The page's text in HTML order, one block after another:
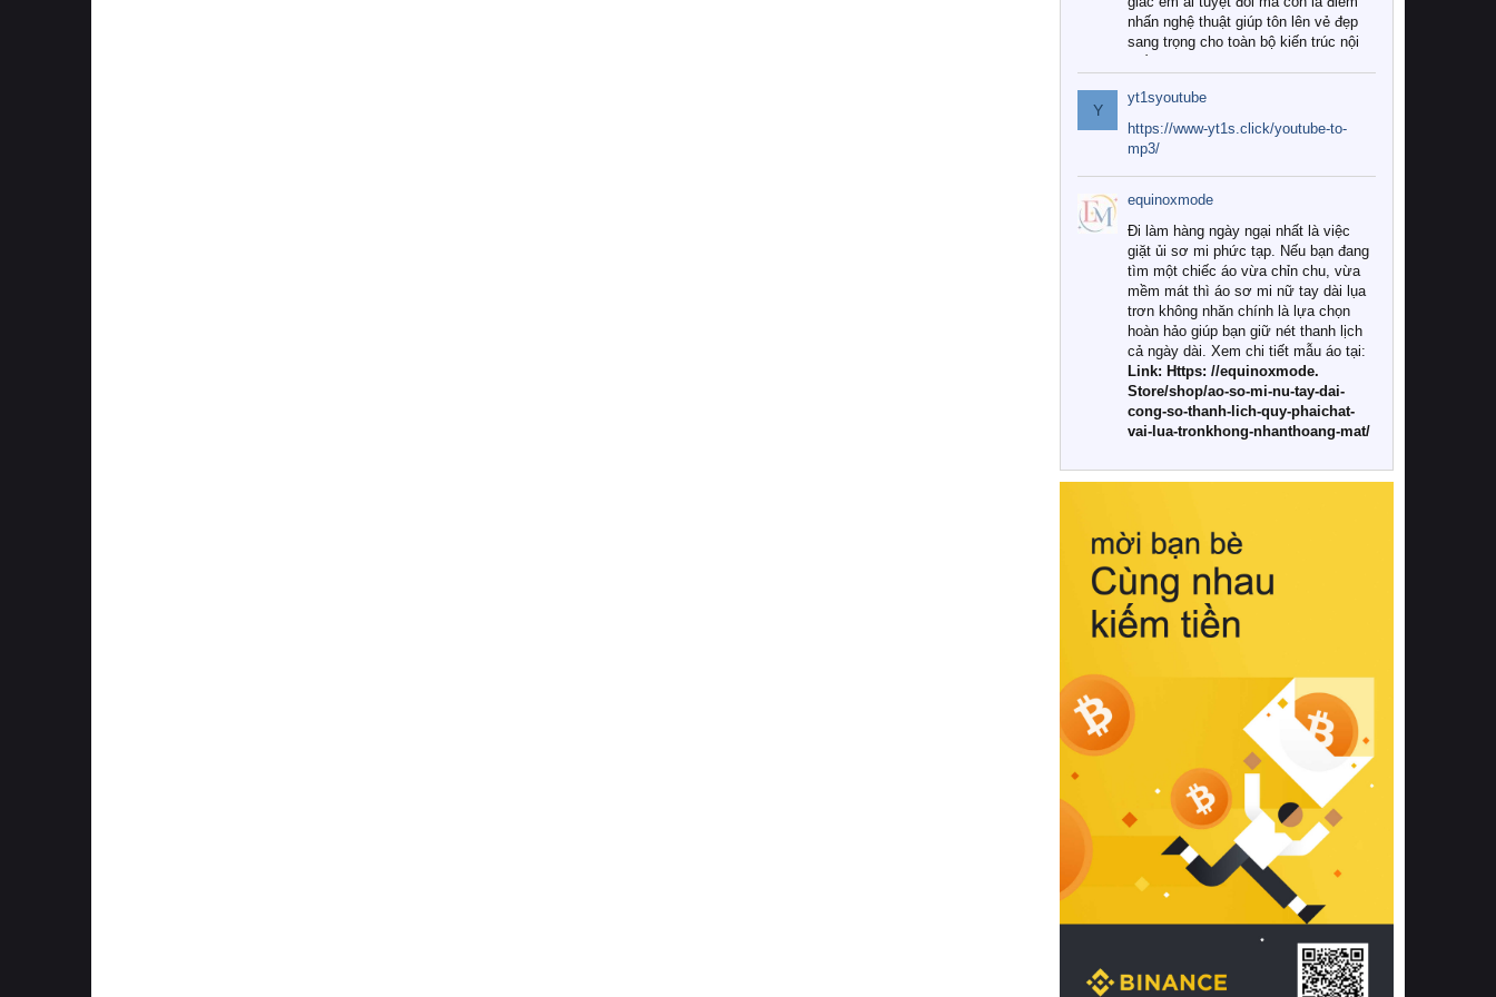
nhấn nghệ thuật giúp tôn lên vẻ đẹp
sang trọng cho toàn bộ kiến trúc nội
Tuy nhiên, giữa thị trường đa dạng
với vô vàn thương hiệu và mẫu mã
như hiện nay, làm thế nào để chọn
được những bộ chăn ga gối đệm cao
cấp thực sự chất lượng, phù hợp với
khí hậu và nhu cầu sử dụng của gia
đình? Hãy cùng chúng tôi đi tìm lời
giải đáp chi tiết qua bài viết dưới đây.
1. Tại sao các gia đình hiện đại lại ưa
chuộng chăn ga gối đệm cao cấp?
Khác với các dòng sản phẩm thông
thường, những bộ chăn ga gối đệm
cao cấp trải qua quy trình sản xuất
nghiêm ngặt từ khâu chọn lọc nguyên
liệu tự nhiên đến công nghệ dệt
nhuộm hiện đại không chứa hóa chất
này, bạn sẽ cảm nhận rõ rệt sự khác
hồi chuẩn xác của phần đệm nâng đỡ
cột sống.
Bên cạnh đó, việc lựa chọn các dòng
sản phẩm đạt chuẩn chất lượng quốc
tế còn giúp ngăn ngừa tình trạng kích
khuẩn và nấm mốc trong điều kiện
thời tiết nóng ẩm. Bạn có thể tìm hiểu
thêm các nghiên cứu khoa học về tác
động của giấc ngủ và môi trường
phòng ngủ đối với sức khỏe con
người tại Sleep Foundation (External
Link) để có cái nhìn toàn diện hơn.
2. Các tiêu chí vàng khi lựa chọn
chăn ga gối đệm cao cấp cho phòng
ngủ
Để sở hữu một bộ chăn ga gối đệm
cao cấp hoàn hảo cả về thẩm mỹ lẫn
công năng, người tiêu dùng cần cân
nhắc kỹ lưỡng các tiêu chí quan trọng
Y
yt1syoutube
https://www-yt1s.click/youtube-to-
mp3/
equinoxmode
Đi làm hàng ngày ngại nhất là việc
giặt ủi sơ mi phức tạp. Nếu bạn đang
tìm một chiếc áo vừa chỉn chu, vừa
mềm mát thì áo sơ mi nữ tay dài lụa
trơn không nhăn chính là lựa chọn
hoàn hảo giúp bạn giữ nét thanh lịch
cả ngày dài. Xem chi tiết mẫu áo tại:
Link: Https: //equinoxmode.
Store/shop/ao-so-mi-nu-tay-dai-
cong-so-thanh-lich-quy-phaichat-
vai-lua-tronkhong-nhanthoang-mat/